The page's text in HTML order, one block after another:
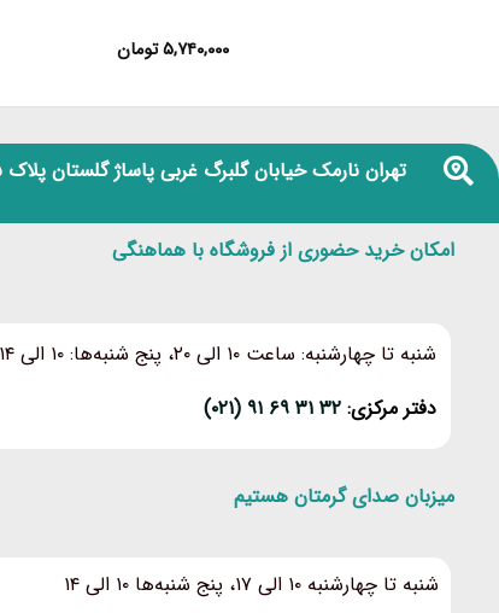
۵,۷۴۰,۰۰۰تومان
تهران نارمک خیابان گلبرگ غربی پاساژ گلستان پلاک ۵
امکان خرید حضوری از فروشگاه با هماهنگی
شنبه تا چهارشنبه: ساعت ۱۰ الی ۲۰، پنج شنبه‌ها: ۱۰ الی ۱۴
دفتر مرکزی:۳۲ ۳۱ ۶۹ ۹۱ (۰۲۱)
میزبان صدای گرمتان هستیم
شنبه تا چهارشنبه ۱۰ الی ۱۷، پنج شنبه‌ها ۱۰ الی ۱۴